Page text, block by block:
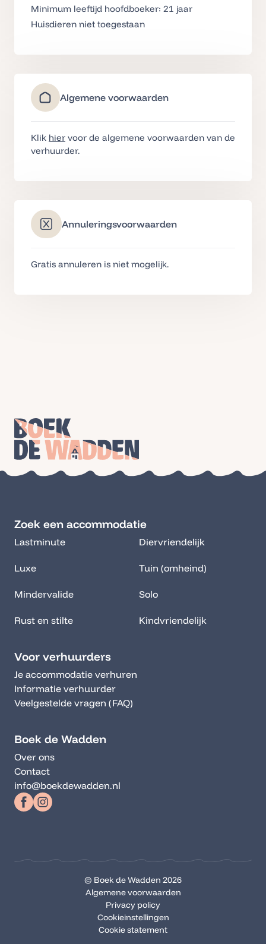
Minimum leeftijd hoofdboeker: 21 jaar
Huisdieren niet toegestaan
Algemene voorwaarden
Klik hier voor de algemene voorwaarden van de
verhuurder.
Annuleringsvoorwaarden
Gratis annuleren is niet mogelijk.
Zoek een accommodatie
Lastminute Diervriendelijk
Luxe Tuin (omheind)
Mindervalide Solo
Rust en stilte Kindvriendelijk
Voor verhuurders
Je accommodatie verhuren
Informatie verhuurder
Veelgestelde vragen (FAQ)
Boek de Wadden
Over ons
Contact
info@boekdewadden.nl
© Boek de Wadden 2026
Algemene voorwaarden
Privacy policy
Cookieinstellingen
Cookie statement